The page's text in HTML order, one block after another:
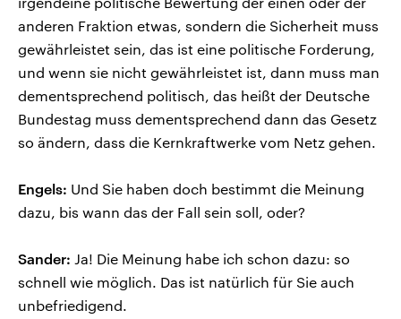
anderen Fraktion etwas, sondern die Sicherheit muss
gewährleistet sein, das ist eine politische Forderung,
und wenn sie nicht gewährleistet ist, dann muss man
dementsprechend politisch, das heißt der Deutsche
Bundestag muss dementsprechend dann das Gesetz
so ändern, dass die Kernkraftwerke vom Netz gehen.
Engels: Und Sie haben doch bestimmt die Meinung
dazu, bis wann das der Fall sein soll, oder?
Sander: Ja! Die Meinung habe ich schon dazu: so
schnell wie möglich. Das ist natürlich für Sie auch
unbefriedigend.